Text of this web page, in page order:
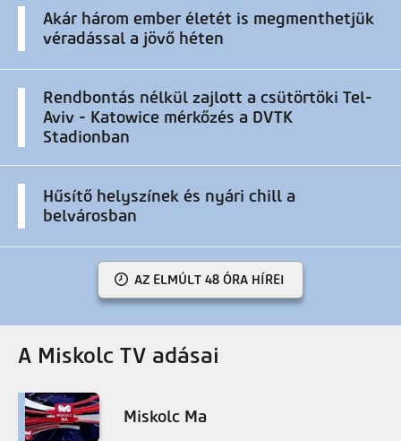
Akár három ember életét is megmenthetjük
véradással a jövő héten
Rendbontás nélkül zajlott a csütörtöki Tel-
Aviv - Katowice mérkőzés a DVTK
Stadionban
Hűsítő helyszínek és nyári chill a
belvárosban
AZ ELMÚLT 48 ÓRA HÍREI
A Miskolc TV adásai
Miskolc Ma